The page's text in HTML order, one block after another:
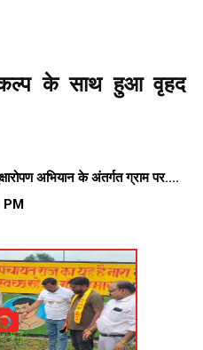
के साथ हुआ वृहद
अभियान के अंतर्गत ग्राम पर....
PM